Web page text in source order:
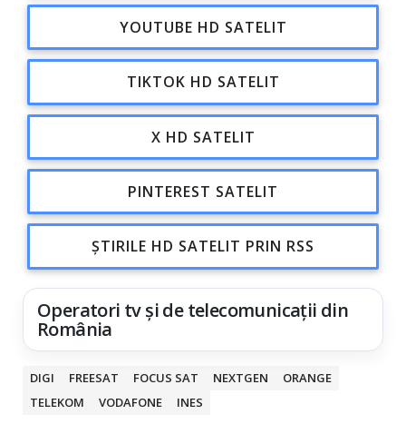
YOUTUBE HD SATELIT
TIKTOK HD SATELIT
X HD SATELIT
PINTEREST SATELIT
ȘTIRILE HD SATELIT PRIN RSS
Operatori tv și de telecomunicații din
România
DIGI FREESAT FOCUS SAT NEXTGEN
ORANGE
TELEKOM
VODAFONE INES